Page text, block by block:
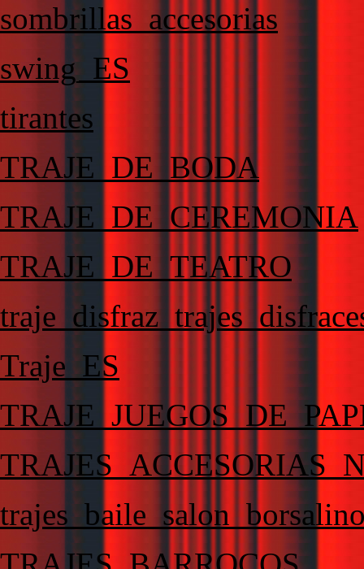
sombrillas_accesorias
swing_ES
tirantes
TRAJE_DE_BODA
TRAJE_DE_CEREMONIA
TRAJE_DE_TEATRO
Traje_ES